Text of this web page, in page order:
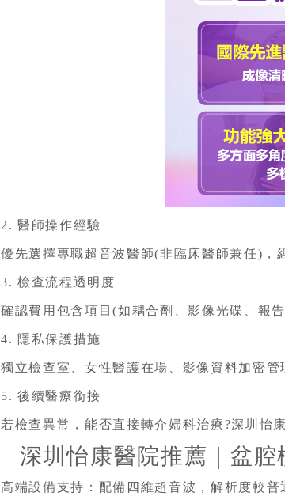
2. 醫師操作經驗
優先選擇專職超音波醫師(非臨床醫師兼任)，
3. 檢查流程透明度
確認費用包含項目(如耦合劑、影像光碟、報
4. 隱私保護措施
獨立檢查室、女性醫護在場、影像資料加密管
5. 後續醫療銜接
若檢查異常，能否直接轉介婦科治療?深圳怡
深圳怡康醫院推薦｜盆腔
高端設備支持： 配備四維超音波，解析度較普